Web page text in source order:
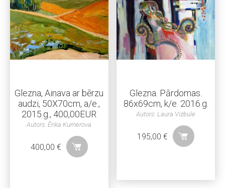
Glezna, Ainava ar bērzu
audzi, 50X70cm, a/e.,
2015.g., 400,00EUR
Autors: Ērika Kumerova
400,00 €
Glezna. Pārdomas.
86x69cm, k/e. 2016.g.
Autors: Laura Vizbule
195,00€